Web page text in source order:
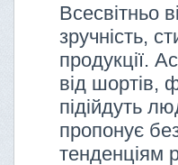
Всесвітньо
зручність,
продукції.
від шортів,
підійдуть
пропонує
тенденціям